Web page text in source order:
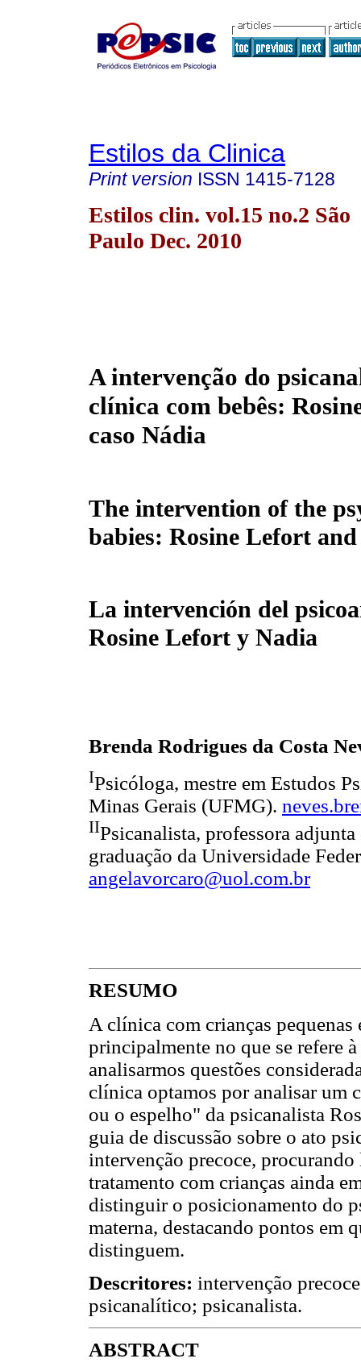
Estilos da Clinica
Print version ISSN 1415-7128
Estilos clin. vol.15 no.2 São
Paulo Dec. 2010
A intervenção do
clínica com bebês:
caso Nádia
The intervention of the
babies: Rosine Lefort and
La intervención del
Rosine Lefort y Nadia
Brenda Rodrigues da Costa
IPsicóloga, mestre em Estudos
Minas Gerais (UFMG).
IIPsicanalista, professora
graduação da Universidade
angelavorcaro@uol.com.br
RESUMO
A clínica com crianças
principalmente no que se refere
analisarmos questões
clínica optamos por analisar um
ou o espelho" da psicanalista
guia de discussão sobre o ato
intervenção precoce,
tratamento com crianças ainda
distinguir o posicionamento do
materna, destacando pontos em
distinguem.
Descritores: intervenção
psicanalítico; psicanalista.
ABSTRACT